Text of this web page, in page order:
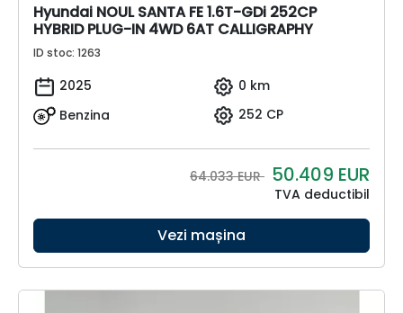
Hyundai NOUL SANTA FE 1.6T-GDi 252CP
HYBRID PLUG-IN 4WD 6AT CALLIGRAPHY
ID stoc: 1263
2025
0 km
Benzina
252 CP
64.033 EUR 50.409 EUR
TVA deductibil
Vezi mașina